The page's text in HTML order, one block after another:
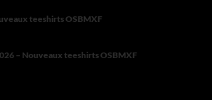
teeshirts OSBMXF
– Nouveaux teeshirts OSBMXF